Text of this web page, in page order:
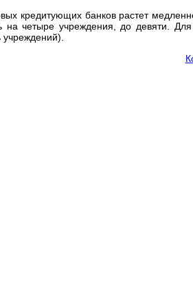
кредитующих банков растет
четыре учреждения, до девяти.